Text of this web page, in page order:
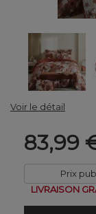
Voir le détail
83,99
Prix
LIVRAISON